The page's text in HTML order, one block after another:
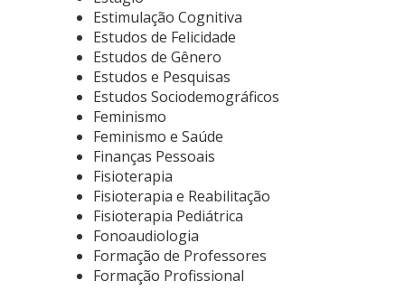
Estimulação Cognitiva
Estudos de Felicidade
Estudos de Gênero
Estudos e Pesquisas
Estudos Sociodemográficos
Feminismo
Feminismo e Saúde
Finanças Pessoais
Fisioterapia
Fisioterapia e Reabilitação
Fisioterapia Pediátrica
Fonoaudiologia
Formação de Professores
Formação Profissional